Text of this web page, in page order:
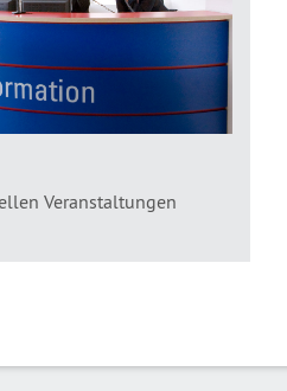
Veranstaltungen